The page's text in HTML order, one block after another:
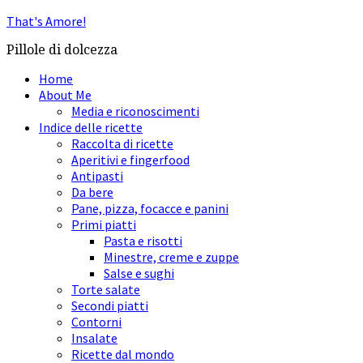
That's Amore!
Pillole di dolcezza
Home
About Me
Media e riconoscimenti
Indice delle ricette
Raccolta di ricette
Aperitivi e fingerfood
Antipasti
Da bere
Pane, pizza, focacce e panini
Primi piatti
Pasta e risotti
Minestre, creme e zuppe
Salse e sughi
Torte salate
Secondi piatti
Contorni
Insalate
Ricette dal mondo